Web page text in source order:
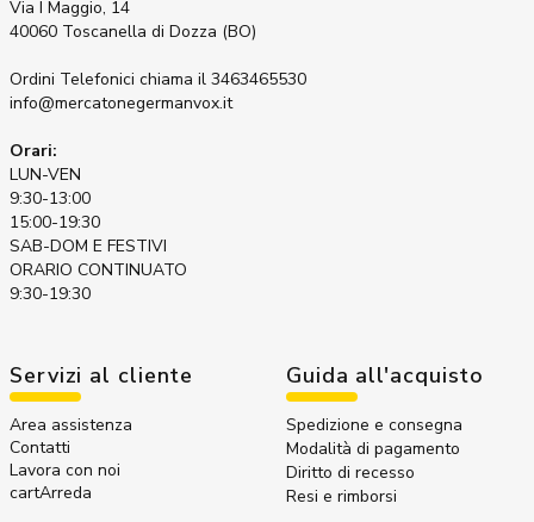
Via I Maggio, 14
40060 Toscanella di Dozza (BO)
Ordini Telefonici chiama il 3463465530
info@mercatonegermanvox.it
Orari:
LUN-VEN
9:30-13:00
15:00-19:30
SAB-DOM E FESTIVI
ORARIO CONTINUATO
9:30-19:30
Servizi al cliente
Area assistenza
Contatti
Lavora con noi
cartArreda
Guida all'acquisto
Spedizione e consegna
Modalità di pagamento
Diritto di recesso
Resi e rimborsi